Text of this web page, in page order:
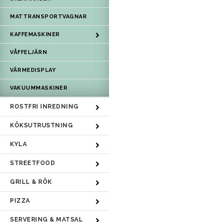
MATTRANSPORTVAGNAR
KAFFEMASKINER
VÅFFELJÄRN
VÄRMEDISPLAY
VAKUUMMASKINER
ROSTFRI INREDNING
KÖKSUTRUSTNING
KYLA
STREETFOOD
GRILL & RÖK
PIZZA
SERVERING & MATSAL